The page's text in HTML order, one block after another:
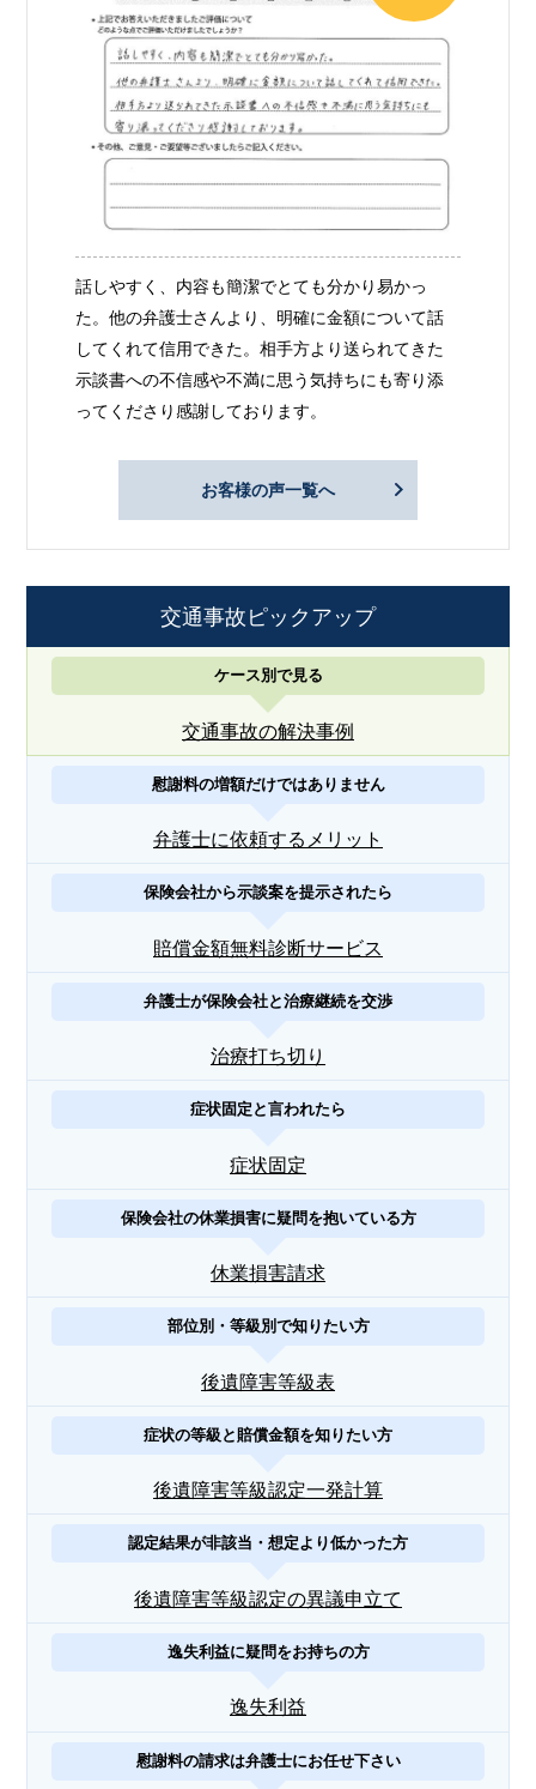
話しやすく、内容も簡潔でとても分かり易かっ
た。他の弁護士さんより、明確に金額について話
してくれて信用できた。相手方より送られてきた
示談書への不信感や不満に思う気持ちにも寄り添
ってくださり感謝しております。
お客様の声一覧へ
交通事故ピックアップ
ケース別で見る
交通事故の解決事例
慰謝料の増額だけではありません
弁護士に依頼するメリット
保険会社から示談案を提示されたら
賠償金額無料診断サービス
弁護士が保険会社と治療継続を交渉
治療打ち切り
症状固定と言われたら
症状固定
保険会社の休業損害に疑問を抱いている方
休業損害請求
部位別・等級別で知りたい方
後遺障害等級表
症状の等級と賠償金額を知りたい方
後遺障害等級認定一発計算
認定結果が非該当・想定より低かった方
後遺障害等級認定の異議申立て
逸失利益に疑問をお持ちの方
逸失利益
慰謝料の請求は弁護士にお任せ下さい